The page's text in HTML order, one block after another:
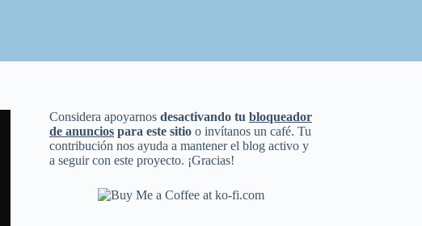
Considera apoyarnosdesactivando tubloqueador
de anuncios para este sitio o invítanos un café. Tu
contribución nos ayuda a mantener el blog activo y
a seguir con este proyecto. ¡Gracias!